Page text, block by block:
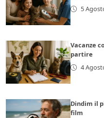
5
Vacanze
partire
4
Dindim il
film